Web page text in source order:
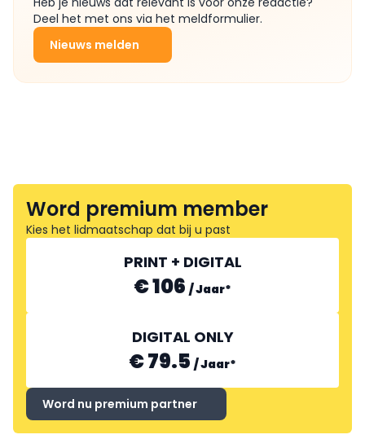
Deel het met ons via het meldformulier.
Nieuws melden
Word premium member
Kies het lidmaatschap dat bij u past
PRINT + DIGITAL
€ 106 /Jaar*
DIGITAL ONLY
€ 79.5 /Jaar*
Word nu premium partner